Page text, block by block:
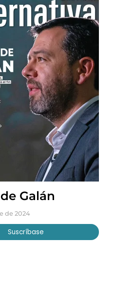
Galán
de 2024
Suscríbase